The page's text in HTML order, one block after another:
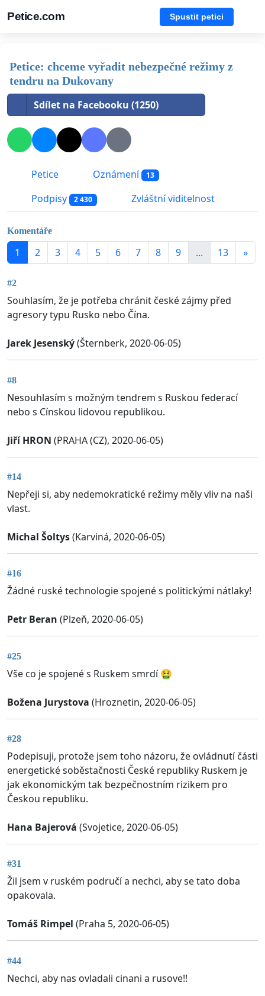
Petice.com Spustit petici
Petice: chceme vyřadit nebezpečné režimy z
tendru na Dukovany
Sdílet na Facebooku (1250)
Petice Oznámení 13
Podpisy 2 430 Zvláštní viditelnost
Komentáře
1 2 3 4 5 6 7 8 9 ... 13 »
#2
Souhlasím, že je potřeba chránit české zájmy před
agresory typu Rusko nebo Čína.
Jarek Jesenský(Šternberk, 2020-06-05)
#8
Nesouhlasím s možným tendrem s Ruskou federací
nebo s Cínskou lidovou republikou.
Jiří HRON (PRAHA (CZ), 2020-06-05)
#14
Nepřeji si, aby nedemokratické režimy měly vliv na naši
vlast.
Michal Šoltys(Karviná, 2020-06-05)
#16
Žádné ruské technologie spojené s politickými nátlaky!
Petr Beran (Plzeň, 2020-06-05)
#25
Vše co je spojené s Ruskem smrdí 🤮
Božena Jurystova (Hroznetin, 2020-06-05)
#28
Podepisuji, protože jsem toho názoru, že ovládnutí části
energetické soběstačnosti České republiky Ruskem je
jak ekonomickým tak bezpečnostním rizikem pro
Českou republiku.
Hana Bajerová (Svojetice, 2020-06-05)
#31
Žil jsem v ruském područí a nechci, aby se tato doba
opakovala.
Tomáš Rimpel (Praha 5, 2020-06-05)
#44
Nechci, aby nas ovladali cinani a rusove!!